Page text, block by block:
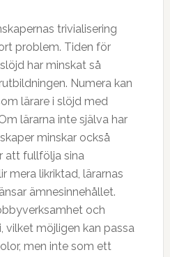
trivialisering
problem. Tiden för
har minskat så
Numera kan
lärare i slöjd med
lärarna inte själva har
minskar också
att fullfölja sina
mera likriktad, lärarnas
ämnesinnehållet.
och
vilket möjligen kan passa
men inte som ett